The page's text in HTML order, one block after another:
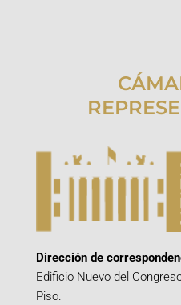
Dirección de
Edificio Nuevo del
Piso.